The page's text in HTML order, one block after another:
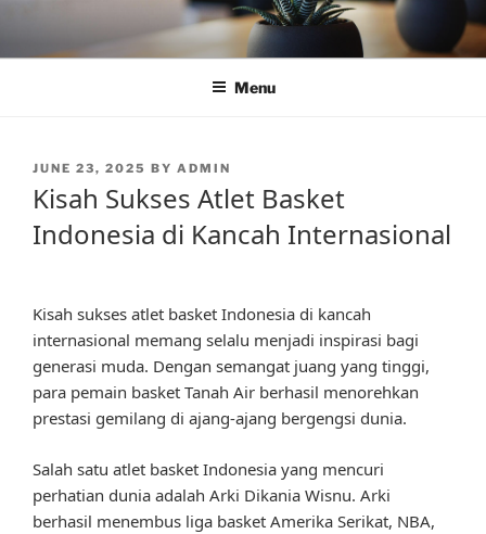
content
Menu
POSTED
ON
JUNE 23, 2025 BY ADMIN
Kisah Sukses Atlet Basket
Indonesia di Kancah Internasional
Kisah sukses atlet basket Indonesia di kancah
internasional memang selalu menjadi inspirasi bagi
generasi muda. Dengan semangat juang yang tinggi,
para pemain basket Tanah Air berhasil menorehkan
prestasi gemilang di ajang-ajang bergengsi dunia.
Salah satu atlet basket Indonesia yang mencuri
perhatian dunia adalah Arki Dikania Wisnu. Arki
berhasil menembus liga basket Amerika Serikat, NBA,